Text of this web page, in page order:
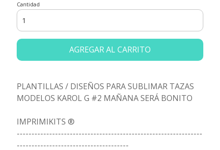
Cantidad
AGREGAR AL CARRITO
PLANTILLAS / DISEÑOS PARA SUBLIMAR TAZAS
MODELOS KAROL G #2 MAÑANA SERÁ BONITO
IMPRIMIKITS ®
---------------------------------------------------------------
--------------------------------------